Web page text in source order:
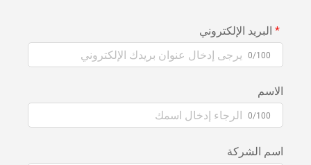
البريد الإلكتروني
0/100
الاسم
0/100
اسم الشركة